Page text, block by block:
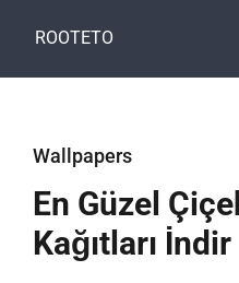
ROOTETO
Wallpapers
En Güzel
Kağıtları İndir